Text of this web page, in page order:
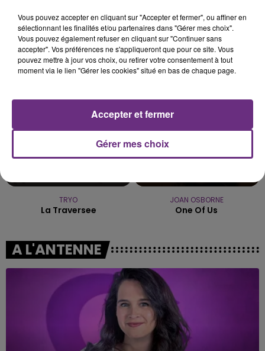
ADELE CASTILLON
Ete Avec Toi
TAYLOR SWIFT
The Fate Of Ophelia
TRYO
La Traversee
JOAN OSBORNE
One Of Us
A L'ANTENNE
Vous pouvez accepter en cliquant sur "Accepter et fermer", ou affiner en
sélectionnant les finalités et/ou partenaires dans "Gérer mes choix".
Vous pouvez également refuser en cliquant sur "Continuer sans
accepter". Vos préférences ne s'appliqueront que pour ce site. Vous
pouvez mettre à jour vos choix, ou retirer votre consentement à tout
moment via le lien "Gérer les cookies" situé en bas de chaque page.
Gérer mes choix
Accepter et fermer